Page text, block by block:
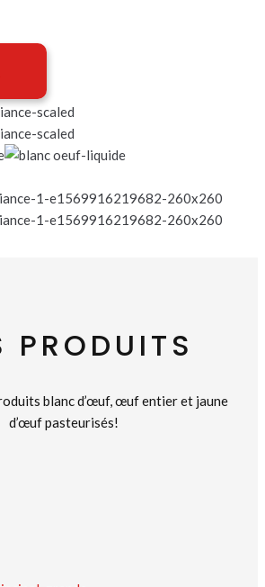
PRODUITS
blanc d’œuf, œuf entier et jaune
d’œuf pasteurisés!